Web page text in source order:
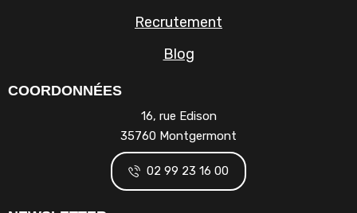
Recrutement
Blog
COORDONNÉES
16, rue Edison
35760 Montgermont
02 99 23 16 00